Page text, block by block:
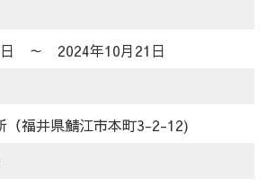
日 ～ 2024年10月21日
（福井県鯖江市本町3-2-12)